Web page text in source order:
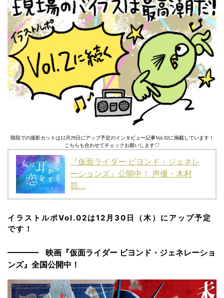
階段での撮影カットは12月29日にアップ予定のインタビュー記事Vol.02に掲載しています！
こちらも合わせてチェックお願いします♡
『仮面ライダー ビヨンド・ジェネレ
ーションズ』公開中！ 声優・木村
昴…
イラストルポVol.02は12月30日（木）にアップ予定
です！
映画『仮面ライダー ビヨンド・ジェネレーショ
ンズ』全国公開中！